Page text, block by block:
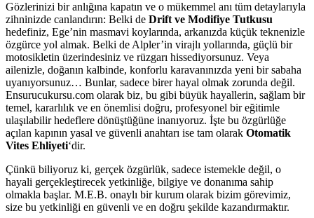
Gözlerinizi bir anlığına kapatın ve o mükemmel anı tüm detaylarıyla
zihninizde canlandırın: Belki de Drift ve Modifiye Tutkusu
hedefiniz, Ege’nin masmavi koylarında, arkanızda küçük teknenizle
özgürce yol almak. Belki de Alpler’in virajlı yollarında, güçlü bir
motosikletin üzerindesiniz ve rüzgarı hissediyorsunuz. Veya
ailenizle, doğanın kalbinde, konforlu karavanınızda yeni bir sabaha
uyanıyorsunuz… Bunlar, sadece birer hayal olmak zorunda değil.
Ensurucukursu.com olarak biz, bu gibi büyük hayallerin, sağlam bir
temel, kararlılık ve en önemlisi doğru, profesyonel bir eğitimle
ulaşılabilir hedeflere dönüştüğüne inanıyoruz. İşte bu özgürlüğe
açılan kapının yasal ve güvenli anahtarı ise tam olarak Otomatik
Vites Ehliyeti‘dir.
Çünkü biliyoruz ki, gerçek özgürlük, sadece istemekle değil, o
hayali gerçekleştirecek yetkinliğe, bilgiye ve donanıma sahip
olmakla başlar. M.E.B. onaylı bir kurum olarak bizim görevimiz,
size bu yetkinliği en güvenli ve en doğru şekilde kazandırmaktır.